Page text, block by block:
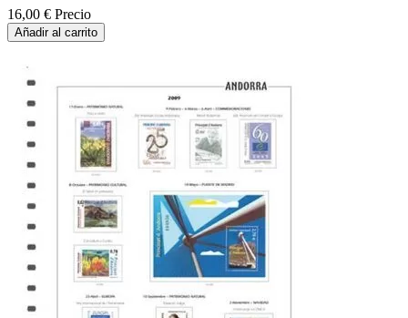
16,00 € Precio
Añadir al carrito